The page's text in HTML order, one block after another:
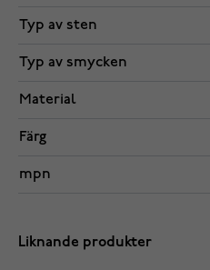
Typ av sten
Typ av smycken
Material
Färg
mpn
Liknande produkter